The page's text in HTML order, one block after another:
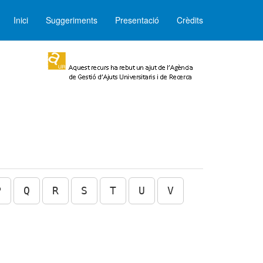
Inici Suggeriments Presentació Crèdits
Q R S T U V